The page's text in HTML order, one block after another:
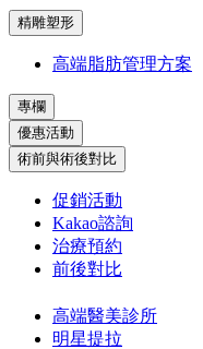
精雕塑形
高端脂肪管理方案
專欄
優惠活動
術前與術後對比
促銷活動
Kakao諮詢
治療預約
前後對比
高端醫美診所
明星提拉